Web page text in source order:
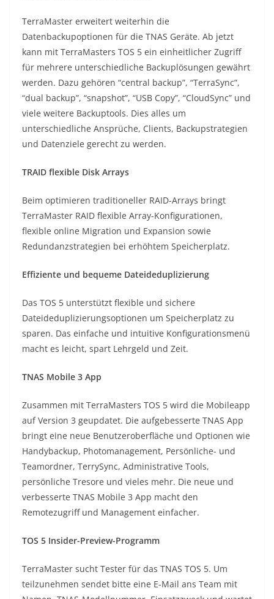
TerraMaster erweitert weiterhin die
Datenbackupoptionen für die TNAS Geräte. Ab jetzt
kann mit TerraMasters TOS 5 ein einheitlicher Zugriff
für mehrere unterschiedliche Backuplösungen gewährt
werden. Dazu gehören “central backup”, “TerraSync”,
“dual backup”, “snapshot”, “USB Copy”, “CloudSync” und
viele weitere Backuptools. Dies alles um
unterschiedliche Ansprüche, Clients, Backupstrategien
und Datenziele gerecht zu werden.
TRAID flexible Disk Arrays
Beim optimieren traditioneller RAID-Arrays bringt
TerraMaster RAID flexible Array-Konfigurationen,
flexible online Migration und Expansion sowie
Redundanzstrategien bei erhöhtem Speicherplatz.
Effiziente und bequeme Dateideduplizierung
Das TOS 5 unterstützt flexible und sichere
Dateideduplizierungsoptionen um Speicherplatz zu
sparen. Das einfache und intuitive Konfigurationsmenü
macht es leicht, spart Lehrgeld und Zeit.
TNAS Mobile 3 App
Zusammen mit TerraMasters TOS 5 wird die Mobileapp
auf Version 3 geupdatet. Die aufgebesserte TNAS App
bringt eine neue Benutzeroberfläche und Optionen wie
Handybackup, Photomanagement, Persönliche- und
Teamordner, TerrySync, Administrative Tools,
persönliche Tresore und vieles mehr. Die neue und
verbesserte TNAS Mobile 3 App macht den
Remotezugriff und Management einfacher.
TOS 5 Insider-Preview-Programm
TerraMaster sucht Tester für das TNAS TOS 5. Um
teilzunehmen sendet bitte eine E-Mail ans Team mit